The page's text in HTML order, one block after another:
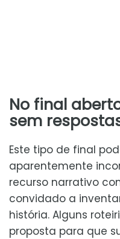
No final
sem
Este tipo de final
aparentemente
recurso narrativo
convidado a
história. Alguns
proposta para que